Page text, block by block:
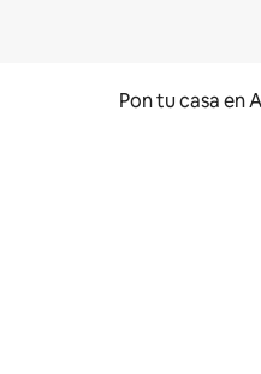
Pon tu casa en